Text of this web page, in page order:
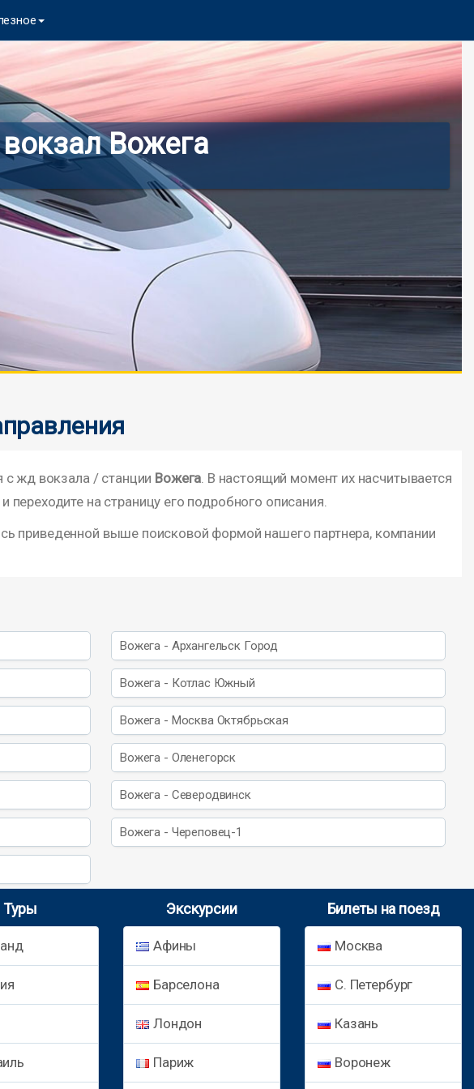
Вожега
жд вокзала / станции Вожега . В настоящий момент их насчитывается
на страницу его подробного описания.
приведенной выше поисковой формой нашего партнера, компании
Вожега - Архангельск Город
Вожега - Котлас Южный
Вожега - Москва Октябрьская
Вожега - Оленегорск
Вожега - Северодвинск
Вожега - Череповец-1
Туры Экскурсии
Афины
Барселона
Лондон
Париж
Билеты на поезд
Москва
С. Петербург
Казань
Воронеж